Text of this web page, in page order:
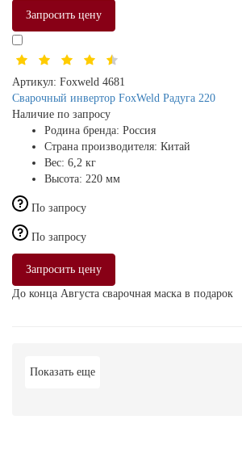
Запросить цену
Артикул: Foxweld 4681
Сварочный инвертор FoxWeld Радуга 220
Наличие по запросу
Родина бренда: Россия
Страна производителя: Китай
Вес: 6,2 кг
Высота: 220 мм
По запросу
По запросу
Запросить цену
До конца Августа сварочная маска в подарок
Показать еще